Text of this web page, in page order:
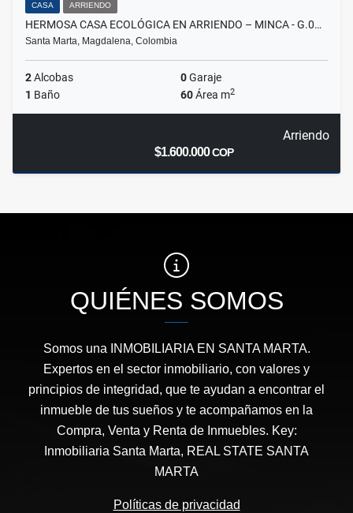
CASA ARRIENDO
HERMOSA CASA ECOLÓGICA EN ARRIENDO – MINCA - G.0…
Santa Marta, Magdalena, Colombia
2Alcobas 0Garaje
1 Baño 60Área m2
Arriendo
$1.600.000COP
QUIÉNES SOMOS
Somos una INMOBILIARIA EN SANTA MARTA.
Expertos en el sector inmobiliario, con valores y
principios de integridad, que te ayudan a encontrar el
inmueble de tus sueños y te acompañamos en la
Compra, Venta y Renta de Inmuebles. Key:
Inmobiliaria Santa Marta, REAL STATE SANTA
MARTA
Políticas de privacidad